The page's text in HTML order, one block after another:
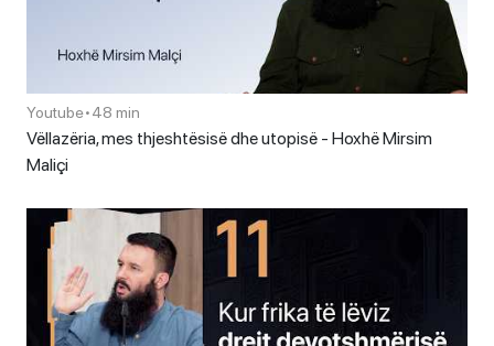
Youtube•48 min
Vëllazëria, mes thjeshtësisë dhe utopisë - Hoxhë Mirsim
Maliçi